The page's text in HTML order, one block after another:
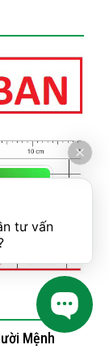
Mệnh
tư vấn